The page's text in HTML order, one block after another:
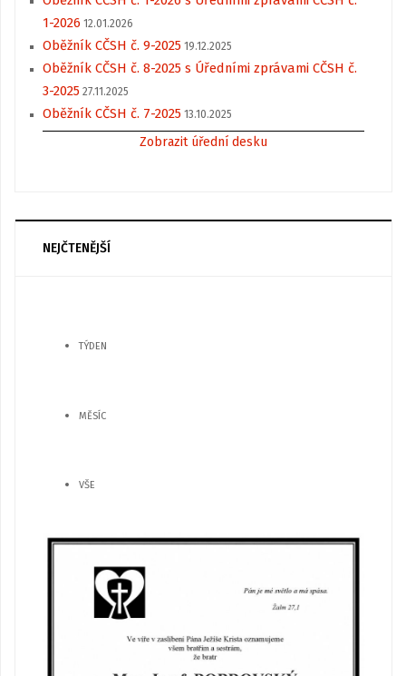
1-2026 12.01.2026
Oběžník CČSH č. 9-2025 19.12.2025
Oběžník CČSH č. 8-2025 s Úředními zprávami CČSH č.
3-2025 27.11.2025
Oběžník CČSH č. 7-2025 13.10.2025
Zobrazit úřední desku
NEJČTENĚJŠÍ
TÝDEN
MĚSÍC
VŠE